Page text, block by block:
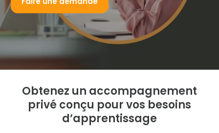
Obtenez un accompagnement
privé conçu pour vos besoins
d’apprentissage